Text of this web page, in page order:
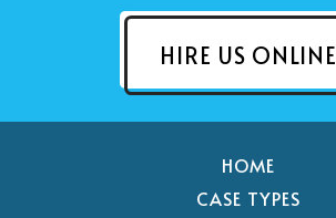
HIRE US ONLINE
HOME
CASE TYPES